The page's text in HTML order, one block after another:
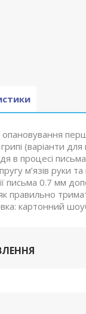
(варіанти
в процесі
м’язів руки
письма 0.7 мм
правильно
картонний